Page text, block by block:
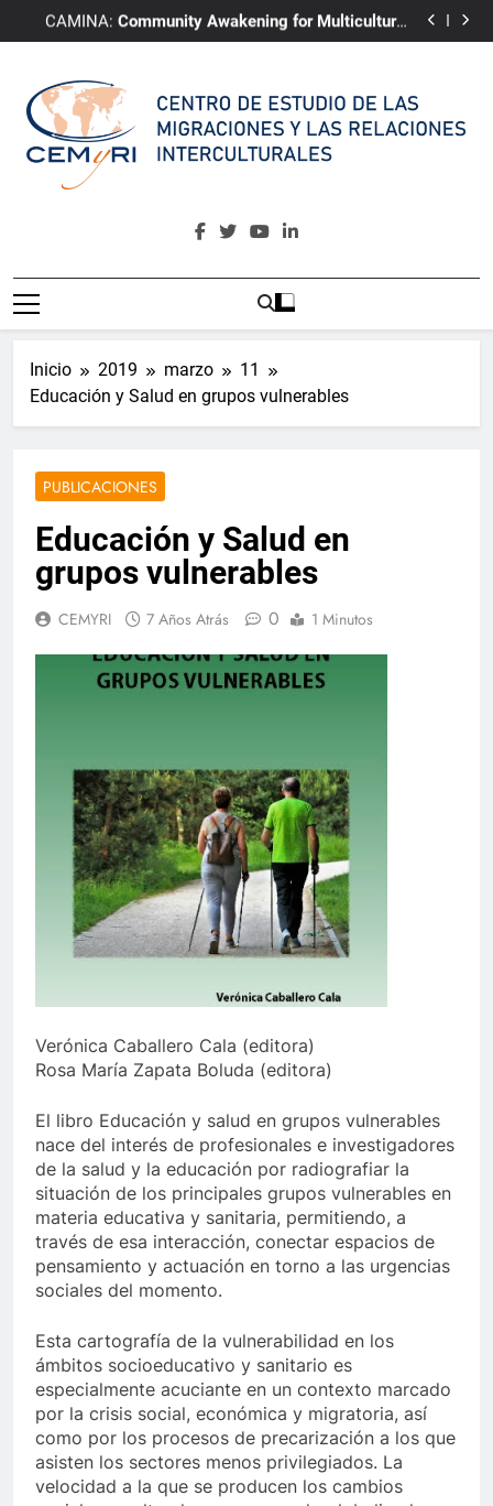
al
CAMINA: Community Awakening for Multicultural
Integrative Narrative of Almería
ePRI4ALL
CAMINA:Community Awakening for Multicultural
Integrative Narrative of Almería
ePRI4ALL
Centro De Estudio De Las Migraciones Y Las Relaciones
Inicio 2019 marzo
11
Educación y Salud en grupos vulnerables
PUBLICACIONES
Educación y Salud en
grupos vulnerables
CEMYRI 7 Años Atrás 0 1 Minutos
Verónica Caballero Cala (editora)
Rosa María Zapata Boluda (editora)
El libro Educación y salud en grupos vulnerables
nace del interés de profesionales e investigadores
de la salud y la educación por radiografiar la
situación de los principales grupos vulnerables en
materia educativa y sanitaria, permitiendo, a
través de esa interacción, conectar espacios de
pensamiento y actuación en torno a las urgencias
sociales del momento.
Esta cartografía de la vulnerabilidad en los
ámbitos socioeducativo y sanitario es
especialmente acuciante en un contexto marcado
por la crisis social, económica y migratoria, así
como por los procesos de precarización a los que
asisten los sectores menos privilegiados. La
velocidad a la que se producen los cambios